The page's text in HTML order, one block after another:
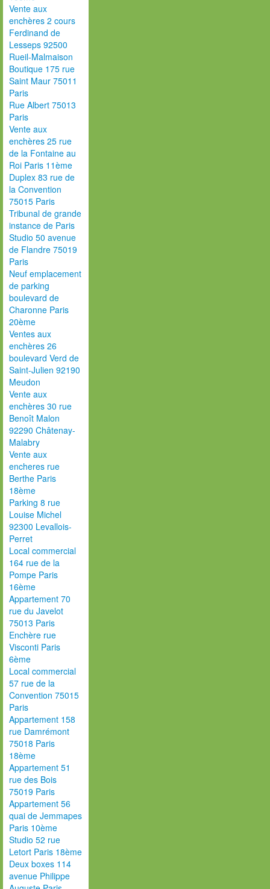
Vente aux
enchères 2 cours
Ferdinand de
Lesseps 92500
Rueil-Malmaison
Boutique 175 rue
Saint Maur 75011
Paris
Rue Albert 75013
Paris
Vente aux
enchères 25 rue
de la Fontaine au
Roi Paris 11ème
Duplex 83 rue de
la Convention
75015 Paris
Tribunal de grande
instance de Paris
Studio 50 avenue
de Flandre 75019
Paris
Neuf emplacement
de parking
boulevard de
Charonne Paris
20ème
Ventes aux
enchères 26
boulevard Verd de
Saint-Julien 92190
Meudon
Vente aux
enchères 30 rue
Benoît Malon
92290 Châtenay-
Malabry
Vente aux
encheres rue
Berthe Paris
18ème
Parking 8 rue
Louise Michel
92300 Levallois-
Perret
Local commercial
164 rue de la
Pompe Paris
16ème
Appartement 70
rue du Javelot
75013 Paris
Enchère rue
Visconti Paris
6ème
Local commercial
57 rue de la
Convention 75015
Paris
Appartement 158
rue Damrémont
75018 Paris
18ème
Appartement 51
rue des Bois
75019 Paris
Appartement 56
quai de Jemmapes
Paris 10ème
Studio 52 rue
Letort Paris 18ème
Deux boxes 114
avenue Philippe